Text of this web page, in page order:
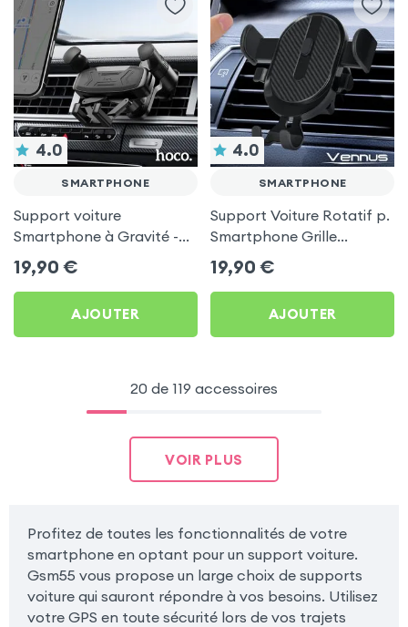
4.0
SMARTPHONE
Support voiture
Smartphone à Gravité -
Fixation Grille d'aération
Hoco Noir
19,90 €
AJOUTER
4.0
SMARTPHONE
Support Voiture Rotatif p.
Smartphone Grille
d'Aération - Vennus Noir
19,90 €
AJOUTER
20 de 119 accessoires
VOIR PLUS
Profitez de toutes les fonctionnalités de votre
smartphone en optant pour un support voiture.
Gsm55 vous propose un large choix de supports
voiture qui sauront répondre à vos besoins. Utilisez
votre GPS en toute sécurité lors de vos trajets